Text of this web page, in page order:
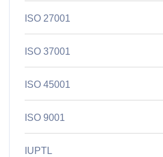
ISO 27001
ISO 37001
ISO 45001
ISO 9001
IUPTL